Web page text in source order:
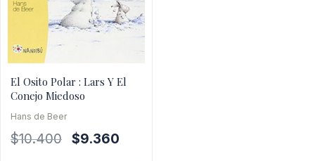
El Osito Polar : Lars Y El
Conejo Miedoso
Hans de Beer
$10.400
El
$9.360